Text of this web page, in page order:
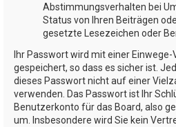
Abstimmungsverhalten bei
Status von Ihren Beiträgen
gesetzte Lesezeichen oder
Ihr Passwort wird mit einer
gespeichert, so dass es sicher ist.
dieses Passwort nicht auf einer
verwenden. Das Passwort ist Ihr
Benutzerkonto für das Board, also
um. Insbesondere wird Sie kein